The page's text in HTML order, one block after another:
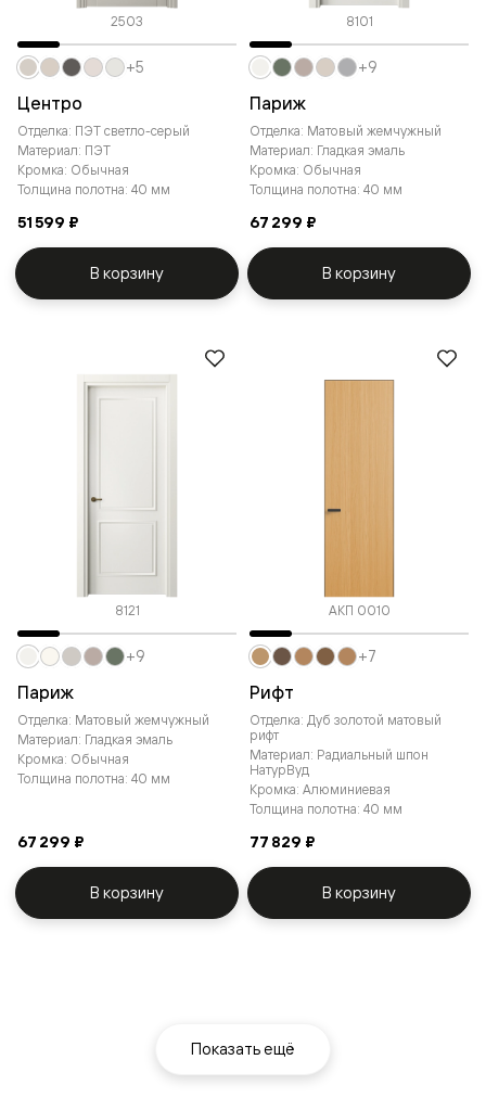
2503
Центро
Отделка: ПЭТ светло-серый
Материал: ПЭТ
Кромка: Обычная
Толщина полотна: 40 мм
51 599 ₽
+5
В корзину
8101
Париж
Отделка: Матовый жемчужный
Материал: Гладкая эмаль
Кромка: Обычная
Толщина полотна: 40 мм
67 299 ₽
+9
В корзину
8121
Париж
Отделка: Матовый жемчужный
Материал: Гладкая эмаль
Кромка: Обычная
Толщина полотна: 40 мм
67 299 ₽
+9
В корзину
АКП 0010
Рифт
Отделка: Дуб золотой матовый
рифт
Материал: Радиальный шпон
НатурВуд
Кромка: Алюминиевая
Толщина полотна: 40 мм
77 829 ₽
+7
В корзину
Показать ещё